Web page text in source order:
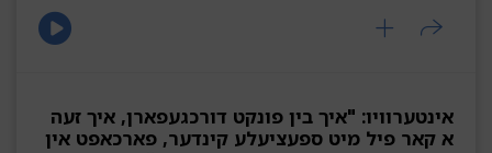
אינטערוויו: "איך בין פונקט דורכגעפארן, איך זעה
א קאר פיל מיט ספעציעלע קינדער, פארכאפט אין